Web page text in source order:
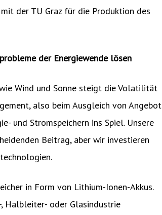
der TU Graz für die Produktion des
der Energiewende lösen
Wind und Sonne steigt die Volatilität
also beim Ausgleich von Angebot
und Stromspeichern ins Spiel. Unsere
Beitrag, aber wir investieren
in Form von Lithium-Ionen-Akkus.
Halbleiter- oder Glasindustrie